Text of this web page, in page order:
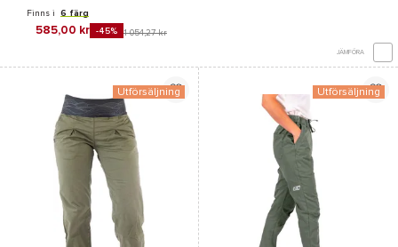
585,00 kr -45% 1 054,27 kr
Finns i 6 färg
JÄMFÖRA
Utförsäljning Utförsäljning